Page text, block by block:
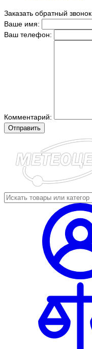
Заказать обратный звонок
Ваше имя:
Ваш телефон:
Комментарий:
Отправить